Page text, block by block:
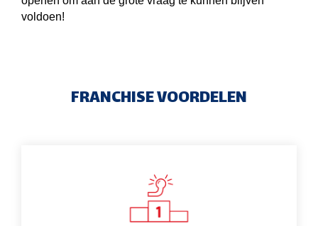
voldoen!
FRANCHISE VOORDELEN